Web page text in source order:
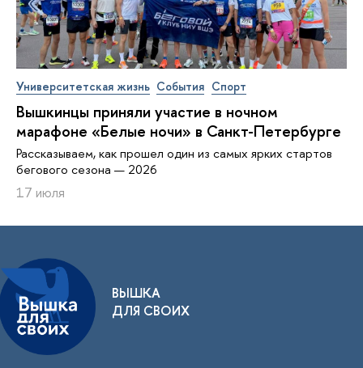
Университетская жизнь События Спорт
Вышкинцы приняли участие в ночном
марафоне «Белые ночи» в Санкт-Петербурге
Рассказываем, как прошел один из самых ярких стартов
бегового сезона — 2026
17 июля
ВЫШКА
ДЛЯ СВОИХ